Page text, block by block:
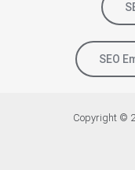
SEO
Copyright ©